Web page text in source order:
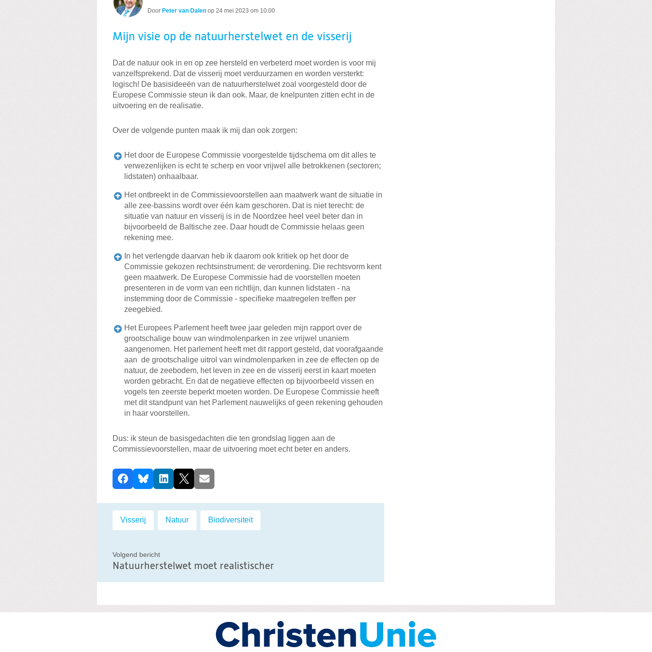
Door Peter van Dalen op 24 mei 2023 om 10:00
Mijn visie op de natuurherstelwet en de visserij
Dat de natuur ook in en op zee hersteld en verbeterd moet worden is voor mij
vanzelfsprekend. Dat de visserij moet verduurzamen en worden versterkt:
logisch! De basisideeën van de natuurherstelwet zoal voorgesteld door de
Europese Commissie steun ik dan ook. Maar, de knelpunten zitten echt in de
uitvoering en de realisatie.
Over de volgende punten maak ik mij dan ook zorgen:
Het door de Europese Commissie voorgestelde tijdschema om dit alles te
verwezenlijken is echt te scherp en voor vrijwel alle betrokkenen (sectoren;
lidstaten) onhaalbaar.
Het ontbreekt in de Commissievoorstellen aan maatwerk want de situatie in
alle zee-bassins wordt over één kam geschoren. Dat is niet terecht: de
situatie van natuur en visserij is in de Noordzee heel veel beter dan in
bijvoorbeeld de Baltische zee. Daar houdt de Commissie helaas geen
rekening mee.
In het verlengde daarvan heb ik daarom ook kritiek op het door de
Commissie gekozen rechtsinstrument: de verordening. Die rechtsvorm kent
geen maatwerk. De Europese Commissie had de voorstellen moeten
presenteren in de vorm van een richtlijn, dan kunnen lidstaten - na
instemming door de Commissie - specifieke maatregelen treffen per
zeegebied.
Het Europees Parlement heeft twee jaar geleden mijn rapport over de
grootschalige bouw van windmolenparken in zee vrijwel unaniem
aangenomen. Het parlement heeft met dit rapport gesteld, dat voorafgaande
aan de grootschalige uitrol van windmolenparken in zee de effecten op de
natuur, de zeebodem, het leven in zee en de visserij eerst in kaart moeten
worden gebracht. En dat de negatieve effecten op bijvoorbeeld vissen en
vogels ten zeerste beperkt moeten worden. De Europese Commissie heeft
met dit standpunt van het Parlement nauwelijks of geen rekening gehouden
in haar voorstellen.
Dus: ik steun de basisgedachten die ten grondslag liggen aan de
Commissievoorstellen, maar de uitvoering moet echt beter en anders.
D
e
e
l
t
b
i
FacebookBlueskyLinkedIn
X E-mail
Labels:
Visserij Natuur Biodiversiteit
Volgend bericht
Natuurherstelwet moet realistischer